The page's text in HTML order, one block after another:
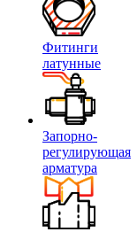
Фитинги
латунные
Запорно-
регулирующая
арматура